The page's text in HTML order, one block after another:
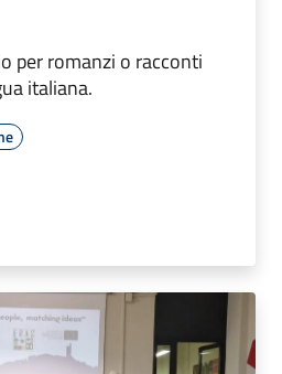
per romanzi o racconti
italiana.